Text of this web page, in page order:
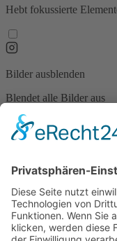
Hebt fokussierte
Bilder ausblenden
Blendet alle Bilder aus
Stoppt alle Animationen